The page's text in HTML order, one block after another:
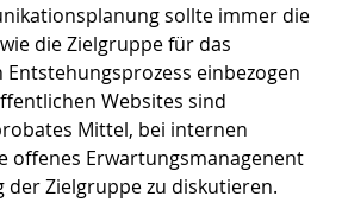
sollte immer die
die Zielgruppe für das
Entstehungsprozess einbezogen
Websites sind
Mittel, bei internen
offenes Erwartungsmanagenent
der Zielgruppe zu diskutieren.